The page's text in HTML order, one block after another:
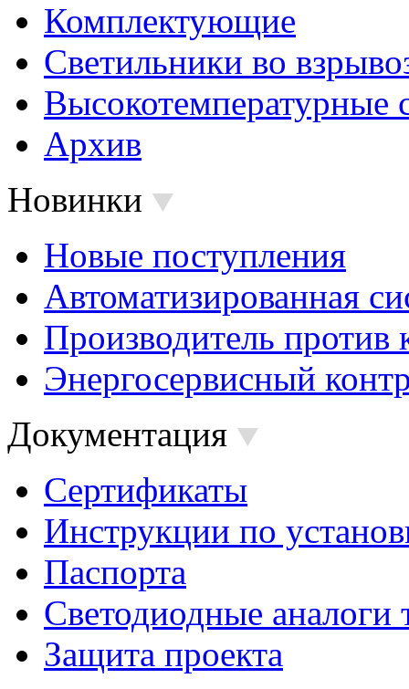
Комплектующие
Светильники во
Высокотемпературные
Архив
Новинки
Новые поступления
Автоматизированная
Производитель против
Энергосервисный
Документация
Сертификаты
Инструкции по
Паспорта
Светодиодные аналоги
Защита проекта